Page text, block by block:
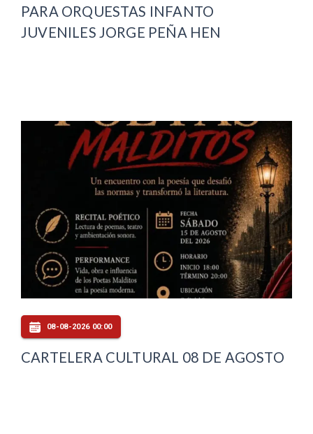
PARA ORQUESTAS INFANTO
JUVENILES JORGE PEÑA HEN
08-08-2026 00:00
CARTELERA CULTURAL 08 DE AGOSTO